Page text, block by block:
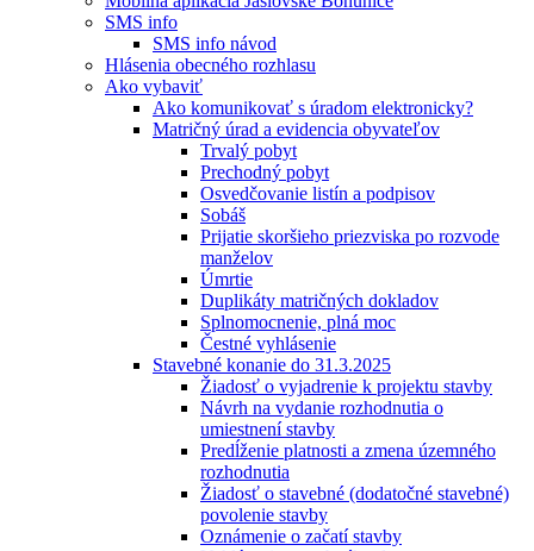
SMS info
SMS info návod
Hlásenia obecného rozhlasu
Ako vybaviť
Ako komunikovať s úradom elektronicky?
Matričný úrad a evidencia obyvateľov
Trvalý pobyt
Prechodný pobyt
Osvedčovanie listín a podpisov
Sobáš
Prijatie skoršieho priezviska po rozvode
manželov
Úmrtie
Duplikáty matričných dokladov
Splnomocnenie, plná moc
Čestné vyhlásenie
Stavebné konanie do 31.3.2025
Žiadosť o vyjadrenie k projektu stavby
Návrh na vydanie rozhodnutia o
umiestnení stavby
Predĺženie platnosti a zmena územného
rozhodnutia
Žiadosť o stavebné (dodatočné stavebné)
povolenie stavby
Oznámenie o začatí stavby